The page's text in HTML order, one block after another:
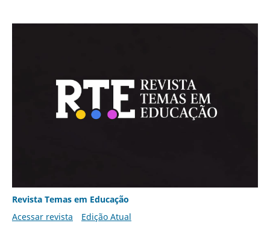
Revista Temas em Educação
Acessar revista
Edição Atual